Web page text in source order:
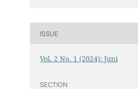
ISSUE
Vol. 2 No. 1 (2024): Juni
SECTION